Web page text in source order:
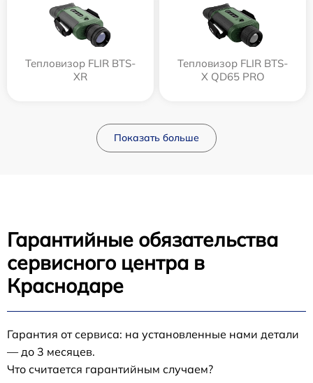
Тепловизор FLIR BTS-
XR
Тепловизор FLIR BTS-
X QD65 PRO
Показать больше
Гарантийные обязательства
сервисного центра в
Краснодаре
Гарантия от сервиса: на установленные нами детали
— до 3 месяцев.
Что считается гарантийным случаем?